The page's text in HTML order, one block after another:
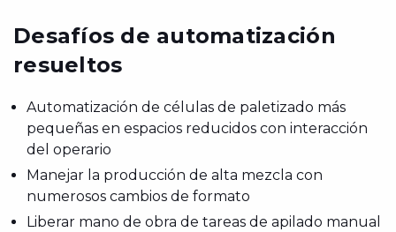
Desafíos de automatización
resueltos
Automatización de células de paletizado más
pequeñas en espacios reducidos con interacción
del operario
Manejar la producción de alta mezcla con
numerosos cambios de formato
Liberar mano de obra de tareas de apilado manual